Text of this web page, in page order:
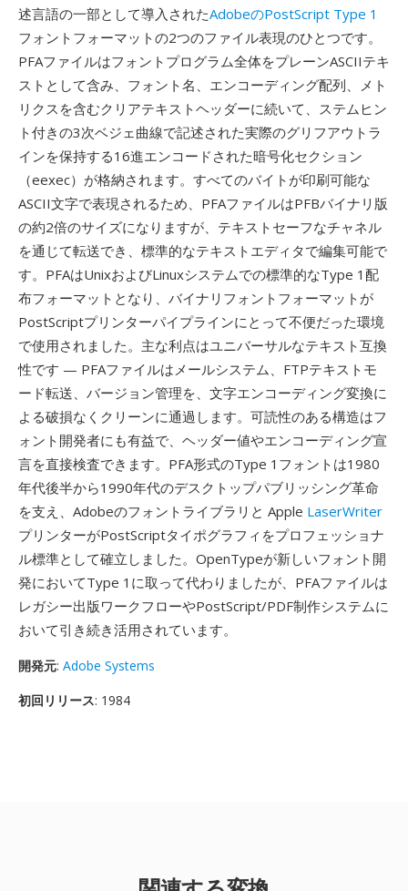
述言語の一部として導入されたAdobeのPostScript Type 1
フォントフォーマットの2つのファイル表現のひとつです。
PFAファイルはフォントプログラム全体をプレーンASCIIテキ
ストとして含み、フォント名、エンコーディング配列、メト
リクスを含むクリアテキストヘッダーに続いて、ステムヒン
ト付きの3次ベジェ曲線で記述された実際のグリフアウトラ
インを保持する16進エンコードされた暗号化セクション
（eexec）が格納されます。すべてのバイトが印刷可能な
ASCII文字で表現されるため、PFAファイルはPFBバイナリ版
の約2倍のサイズになりますが、テキストセーフなチャネル
を通じて転送でき、標準的なテキストエディタで編集可能で
す。PFAはUnixおよびLinuxシステムでの標準的なType 1配
布フォーマットとなり、バイナリフォントフォーマットが
PostScriptプリンターパイプラインにとって不便だった環境
で使用されました。主な利点はユニバーサルなテキスト互換
性です — PFAファイルはメールシステム、FTPテキストモ
ード転送、バージョン管理を、文字エンコーディング変換に
よる破損なくクリーンに通過します。可読性のある構造はフ
ォント開発者にも有益で、ヘッダー値やエンコーディング宣
言を直接検査できます。PFA形式のType 1フォントは1980
年代後半から1990年代のデスクトップパブリッシング革命
を支え、Adobeのフォントライブラリと Apple LaserWriter
プリンターがPostScriptタイポグラフィをプロフェッショナ
ル標準として確立しました。OpenTypeが新しいフォント開
発においてType 1に取って代わりましたが、PFAファイルは
レガシー出版ワークフローやPostScript/PDF制作システムに
おいて引き続き活用されています。
開発元: Adobe Systems
初回リリース: 1984